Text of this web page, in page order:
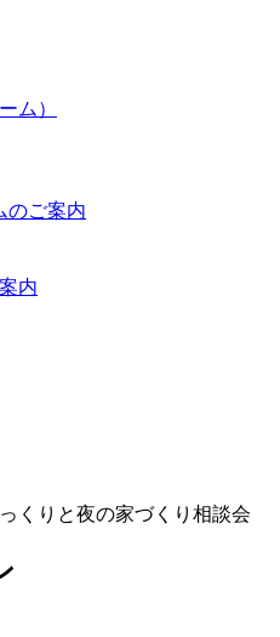
ム）
のご案内
内
くりと夜の家づくり相談会